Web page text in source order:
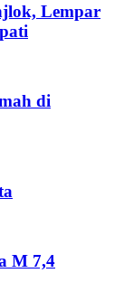
Lempar
di
M 7,4